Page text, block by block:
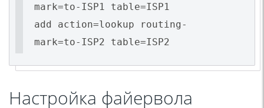
mark=to-ISP1 table=ISP1
add action=lookup routing-
mark=to-ISP2 table=ISP2
Настройка файервола